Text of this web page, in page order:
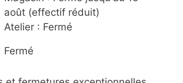
août (effectif réduit)
Atelier : Fermé
Fermé